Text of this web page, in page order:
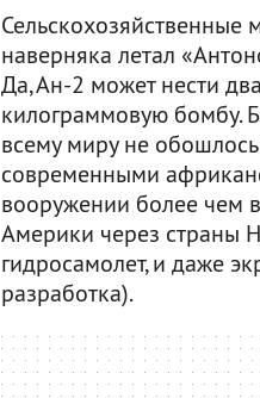
Сельскохозяйственные
наверняка летал
Да, Ан-2 может нести
килограммовую бомбу.
всему миру не
современными
вооружении более чем
Америки через страны
гидросамолет, и даже
разработка).